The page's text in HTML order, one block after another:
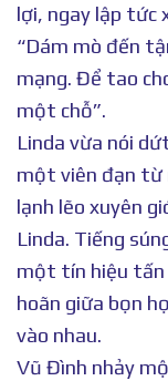
lợi, ngay lập tức
“Dám mò đến
mạng. Để tao
một chỗ”.
Linda vừa nói
một viên đạn từ
lạnh lẽo xuyên
Linda. Tiếng
một tín hiệu tấn
hoãn giữa bọn
vào nhau.
Vũ Đình nhảy